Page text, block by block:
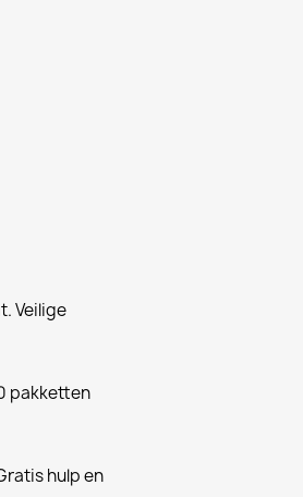
Veilige
pakketten
hulp en